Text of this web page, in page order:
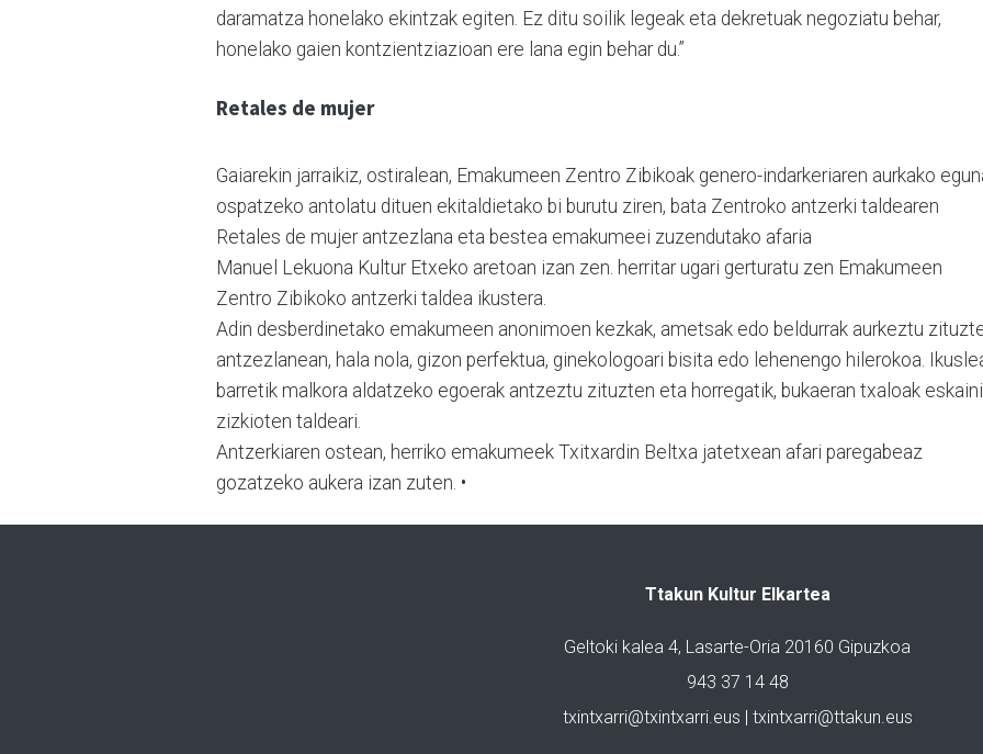
daramatza honelako ekintzak egiten. Ez ditu soilik legeak eta dekretuak negoziatu behar,
honelako gaien kontzientziazioan ere lana egin behar du.”
Retales de mujer
Gaiarekin jarraikiz, ostiralean, Emakumeen Zentro Zibikoak genero-indarkeriaren aurkako
ospatzeko antolatu dituen ekitaldietako bi burutu ziren, bata Zentroko antzerki taldearen
Retales de mujer antzezlana eta bestea emakumeei zuzendutako afaria
Manuel Lekuona Kultur Etxeko aretoan izan zen. herritar ugari gerturatu zen Emakumeen
Zentro Zibikoko antzerki taldea ikustera.
Adin desberdinetako emakumeen anonimoen kezkak, ametsak edo beldurrak aurkeztu
antzezlanean, hala nola, gizon perfektua, ginekologoari bisita edo lehenengo hilerokoa.
barretik malkora aldatzeko egoerak antzeztu zituzten eta horregatik, bukaeran txaloak eskaini
zizkioten taldeari.
Antzerkiaren ostean, herriko emakumeek Txitxardin Beltxa jatetxean afari paregabeaz
gozatzeko aukera izan zuten. •
Ttakun Kultur Elkartea
Geltoki kalea 4, Lasarte-Oria 20160 Gipuzkoa
943 37 14 48
txintxarri@txintxarri.eus | txintxarri@ttakun.eus